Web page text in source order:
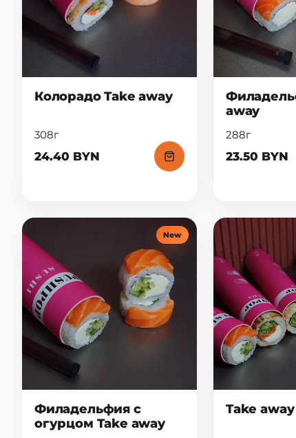
Колорадо Take away
308г
24.40 BYN
away
288г
23.50 BYN
New
Филадельфия с
огурцом Take away
Take